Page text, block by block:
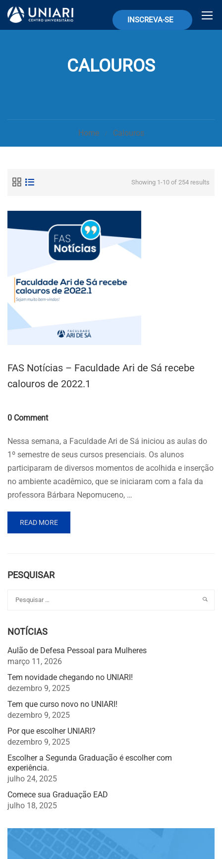
INSCREVA-SE
CALOUROS
Home Calouros
Showing 1-10 of 254 results
FAS Notícias – Faculdade Ari de Sá recebe
calouros de 2022.1
0 Comment
Nessa semana, a Faculdade Ari de Sá iniciou as aulas do
1º semestre de seus cursos presenciais. Os alunos
participaram de diversos momentos de acolhida e inserção
no ambiente acadêmico, que se iniciaram com a fala da
professora Bárbara Nepomuceno, …
READ MORE
PESQUISAR
NOTÍCIAS
Aulão de Defesa Pessoal para Mulheres
março 11, 2026
Tem novidade chegando no UNIARI!
dezembro 9, 2025
Tem que curso novo no UNIARI!
dezembro 9, 2025
Por que escolher UNIARI?
dezembro 9, 2025
Escolher a Segunda Graduação é escolher com
experiência.
julho 24, 2025
Comece sua Graduação EAD
julho 18, 2025